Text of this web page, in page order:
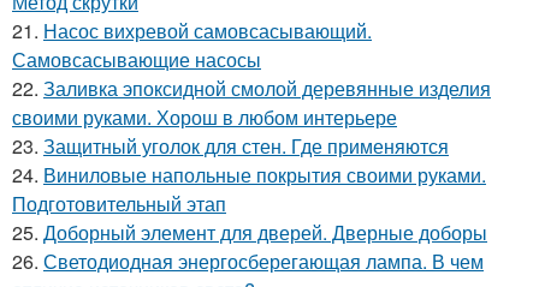
21. Насос вихревой самовсасывающий.
Самовсасывающие насосы
22. Заливка эпоксидной смолой деревянные изделия
своими руками. Хорош в любом интерьере
23. Защитный уголок для стен. Где применяются
24. Виниловые напольные покрытия своими руками.
Подготовительный этап
25. Доборный элемент для дверей. Дверные доборы
26. Светодиодная энергосберегающая лампа. В чем